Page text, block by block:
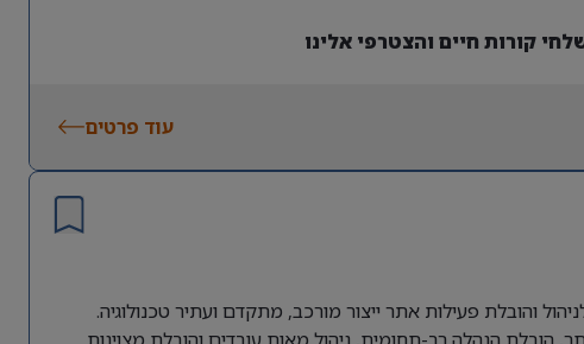
קורות חיים והצטרפי אלינו
עוד פרטים
והובלת פעילות אתר ייצור מורכב, מתקדם ועתיר טכנולוגיה.